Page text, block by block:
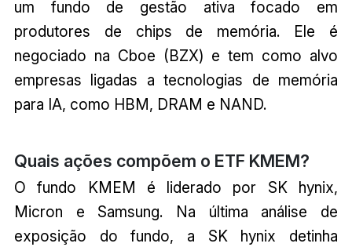
um fundo de gestão ativa focado em
produtores de chips de memória. Ele é
negociado na Cboe (BZX) e tem como alvo
empresas ligadas a tecnologias de memória
para IA, como HBM, DRAM e NAND.
Quais ações compõem o ETF KMEM?
O fundo KMEM é liderado por SK hynix,
Micron e Samsung. Na última análise de
exposição do fundo, a SK hynix detinha